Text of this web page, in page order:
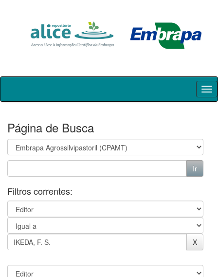
Skip
Página de Busca
Filtros correntes: